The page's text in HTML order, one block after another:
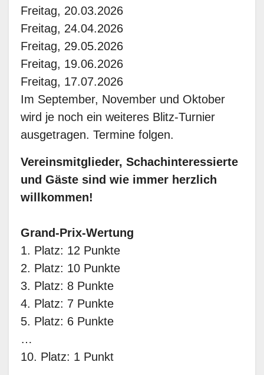
Freitag, 20.03.2026
Freitag, 24.04.2026
Freitag, 29.05.2026
Freitag, 19.06.2026
Freitag, 17.07.2026
Im September, November und Oktober
wird je noch ein weiteres Blitz-Turnier
ausgetragen. Termine folgen.
Vereinsmitglieder, Schachinteressierte
und Gäste sind wie immer herzlich
willkommen!
Grand-Prix-Wertung
1. Platz: 12 Punkte
2. Platz: 10 Punkte
3. Platz: 8 Punkte
4. Platz: 7 Punkte
5. Platz: 6 Punkte
…
10. Platz: 1 Punkt